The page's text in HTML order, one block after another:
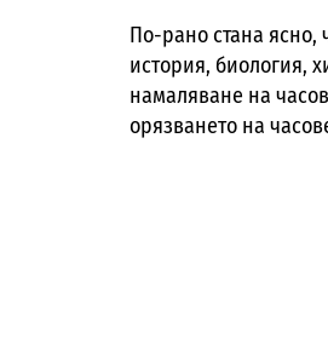
По-рано стана ясно,
история, биология,
намаляване на
орязването на